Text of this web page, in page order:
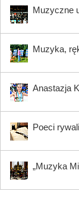
Muzyczne
Muzyka,
Anastazja
Poeci
„Muzyka